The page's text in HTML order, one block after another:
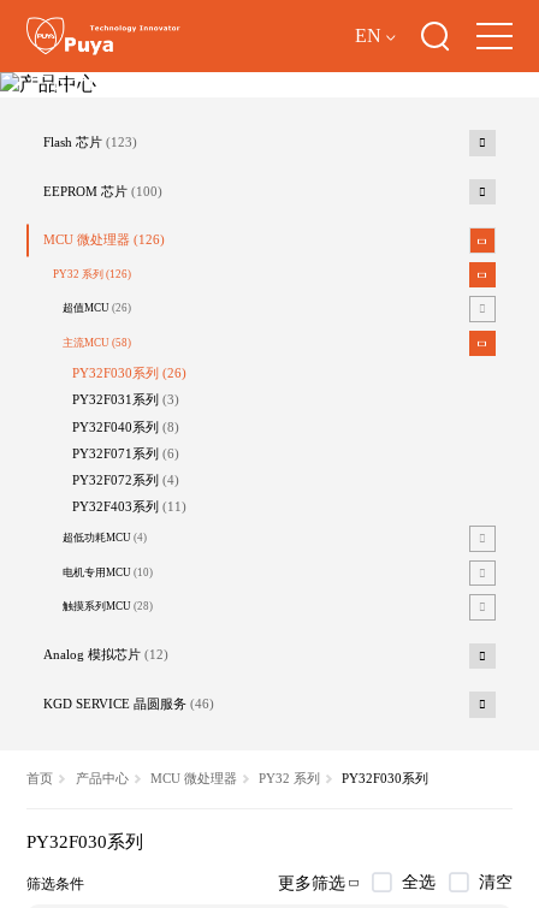
EN
产品中心
Flash 芯片 (123)
EEPROM 芯片 (100)
MCU 微处理器 (126)
PY32 系列(126)
超值MCU(26)
主流MCU(58)
PY32F030系列(26)
PY32F031系列(3)
PY32F040系列(8)
PY32F071系列(6)
PY32F072系列(4)
PY32F403系列(11)
超低功耗MCU(4)
电机专用MCU(10)
触摸系列MCU(28)
Analog 模拟芯片 (12)
KGD SERVICE 晶圆服务 (46)
首页 产品中心 MCU 微处理器 PY32 系列 PY32F030系列
PY32F030系列
筛选条件 更多筛选 全选 清空